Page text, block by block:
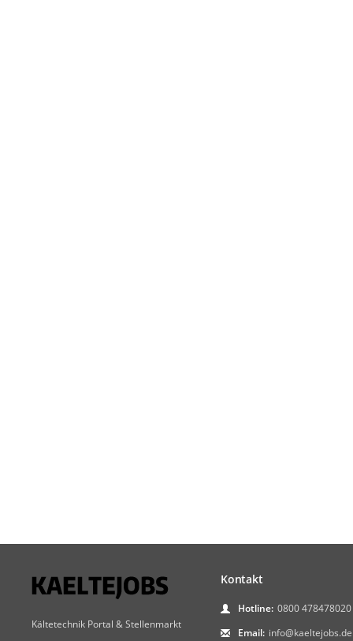
Kältetechnik Portal & Stellenmarkt
Kontakt
Hotline: 0800 478478020
Email: info@kaeltejobs.de